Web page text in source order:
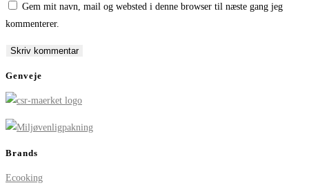
comment
comment
(optional)
Gem mit navn, mail og websted i denne browser til næste gang jeg
kommenterer.
Genveje
Brands
Ecooking